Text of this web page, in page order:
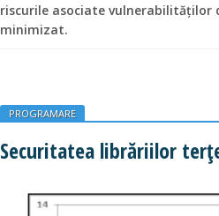
riscurile asociate vulnerabilităţilor
minimizat.
PROGRAMARE
Securitatea librăriilor